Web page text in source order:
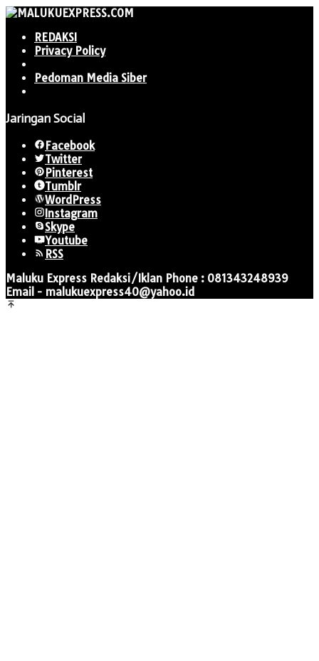
REDAKSI
Privacy Policy
Pedoman Media Siber
Jaringan Social
Facebook
Twitter
Pinterest
Tumblr
WordPress
Instagram
Skype
Youtube
RSS
Maluku Express Redaksi/Iklan Phone : 081343248939
Email - malukuexpress40@yahoo.id